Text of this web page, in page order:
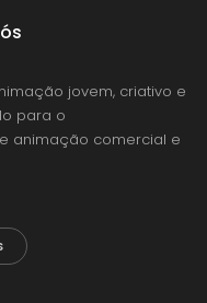
jovem, criativo e
para o
animação comercial e